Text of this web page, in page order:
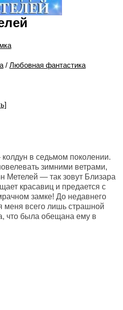
/ Любовная фантастика
в седьмом поколении.
зимними ветрами,
Метелей — так зовут Близара
красавиц и предается с
замке! До недавнего
меня всего лишь страшной
что была обещана ему в